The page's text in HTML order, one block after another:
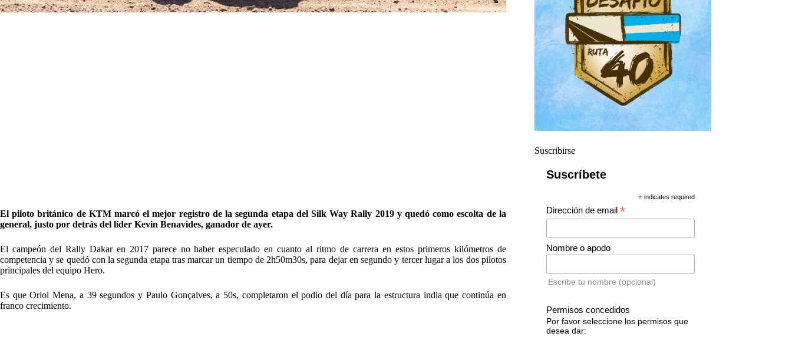
El piloto británico de KTM marcó el mejor registro de la segunda etapa del Silk Way Rally 2019 y quedó como escolta de la
general, justo por detrás del líder Kevin Benavides, ganador de ayer.
El campeón del Rally Dakar en 2017 parece no haber especulado en cuanto al ritmo de carrera en estos primeros kilómetros de
competencia y se quedó con la segunda etapa tras marcar un tiempo de 2h50m30s, para dejar en segundo y tercer lugar a los dos pilotos
principales del equipo Hero.
Es que Oriol Mena, a 39 segundos y Paulo Gonçalves, a 50s, completaron el podio del día para la estructura india que continúa en
franco crecimiento.
Suscribirse
Suscríbete
* indicates required
Dirección de email*
Nombre o apodo
Escribe tu nombre (opcional)
Permisos concedidos
Por favor seleccione los permisos que
desea dar: